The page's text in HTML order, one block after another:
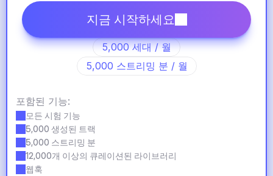
지금 시작하세요
5,000 세대 / 월
5,000 스트리밍 분 / 월
포함된 기능:
모든 시험 기능
5,000 생성된 트랙
5,000 스트리밍 분
12,000개 이상의 큐레이션된 라이브러리
웹훅